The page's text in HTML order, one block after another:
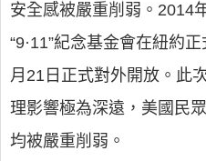
安全感被嚴重削弱。2014
“9·11”紀念基金會在紐約
月21日正式對外開放。此
理影響極為深遠，美國民
均被嚴重削弱。